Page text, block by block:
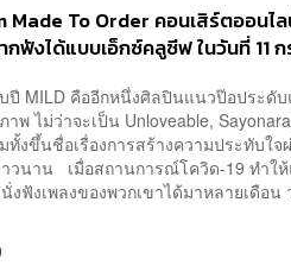
Made To Order คอนเสิร์ตออน
กฟังได้แบบเอ็กซ์คลูซีฟ ในวันที่ 11
ปี MILD คืออีกหนึ่งศิลปินแนวป๊อประดั
พ ไม่ว่าจะเป็น Unloveable,
ทั้งขึ้นชื่อเรื่องการสร้างความประทับใ
วนาน เมื่อสถานการณ์โควิด-19 ทำใ
งฟังเพลงของพวกเขาได้มาหลายเดือน